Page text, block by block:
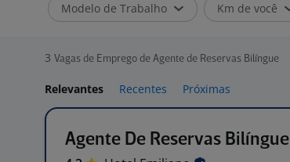
Modelo de Trabalho Km de você
3 Vagas de Emprego de Agente de Reservas Bilíngue
Relevantes Recentes Próximas
Agente De Reservas Bilíngue